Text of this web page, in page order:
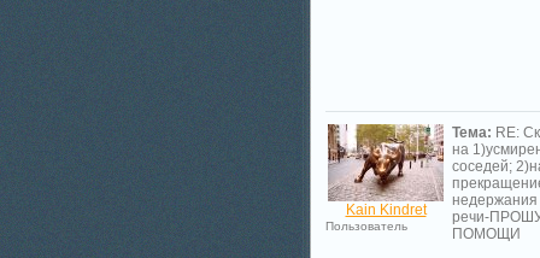
Kain Kindret
Пользователь
Тема: RE:
на
соседей;
недержания
речи-
ПОМОЩИ